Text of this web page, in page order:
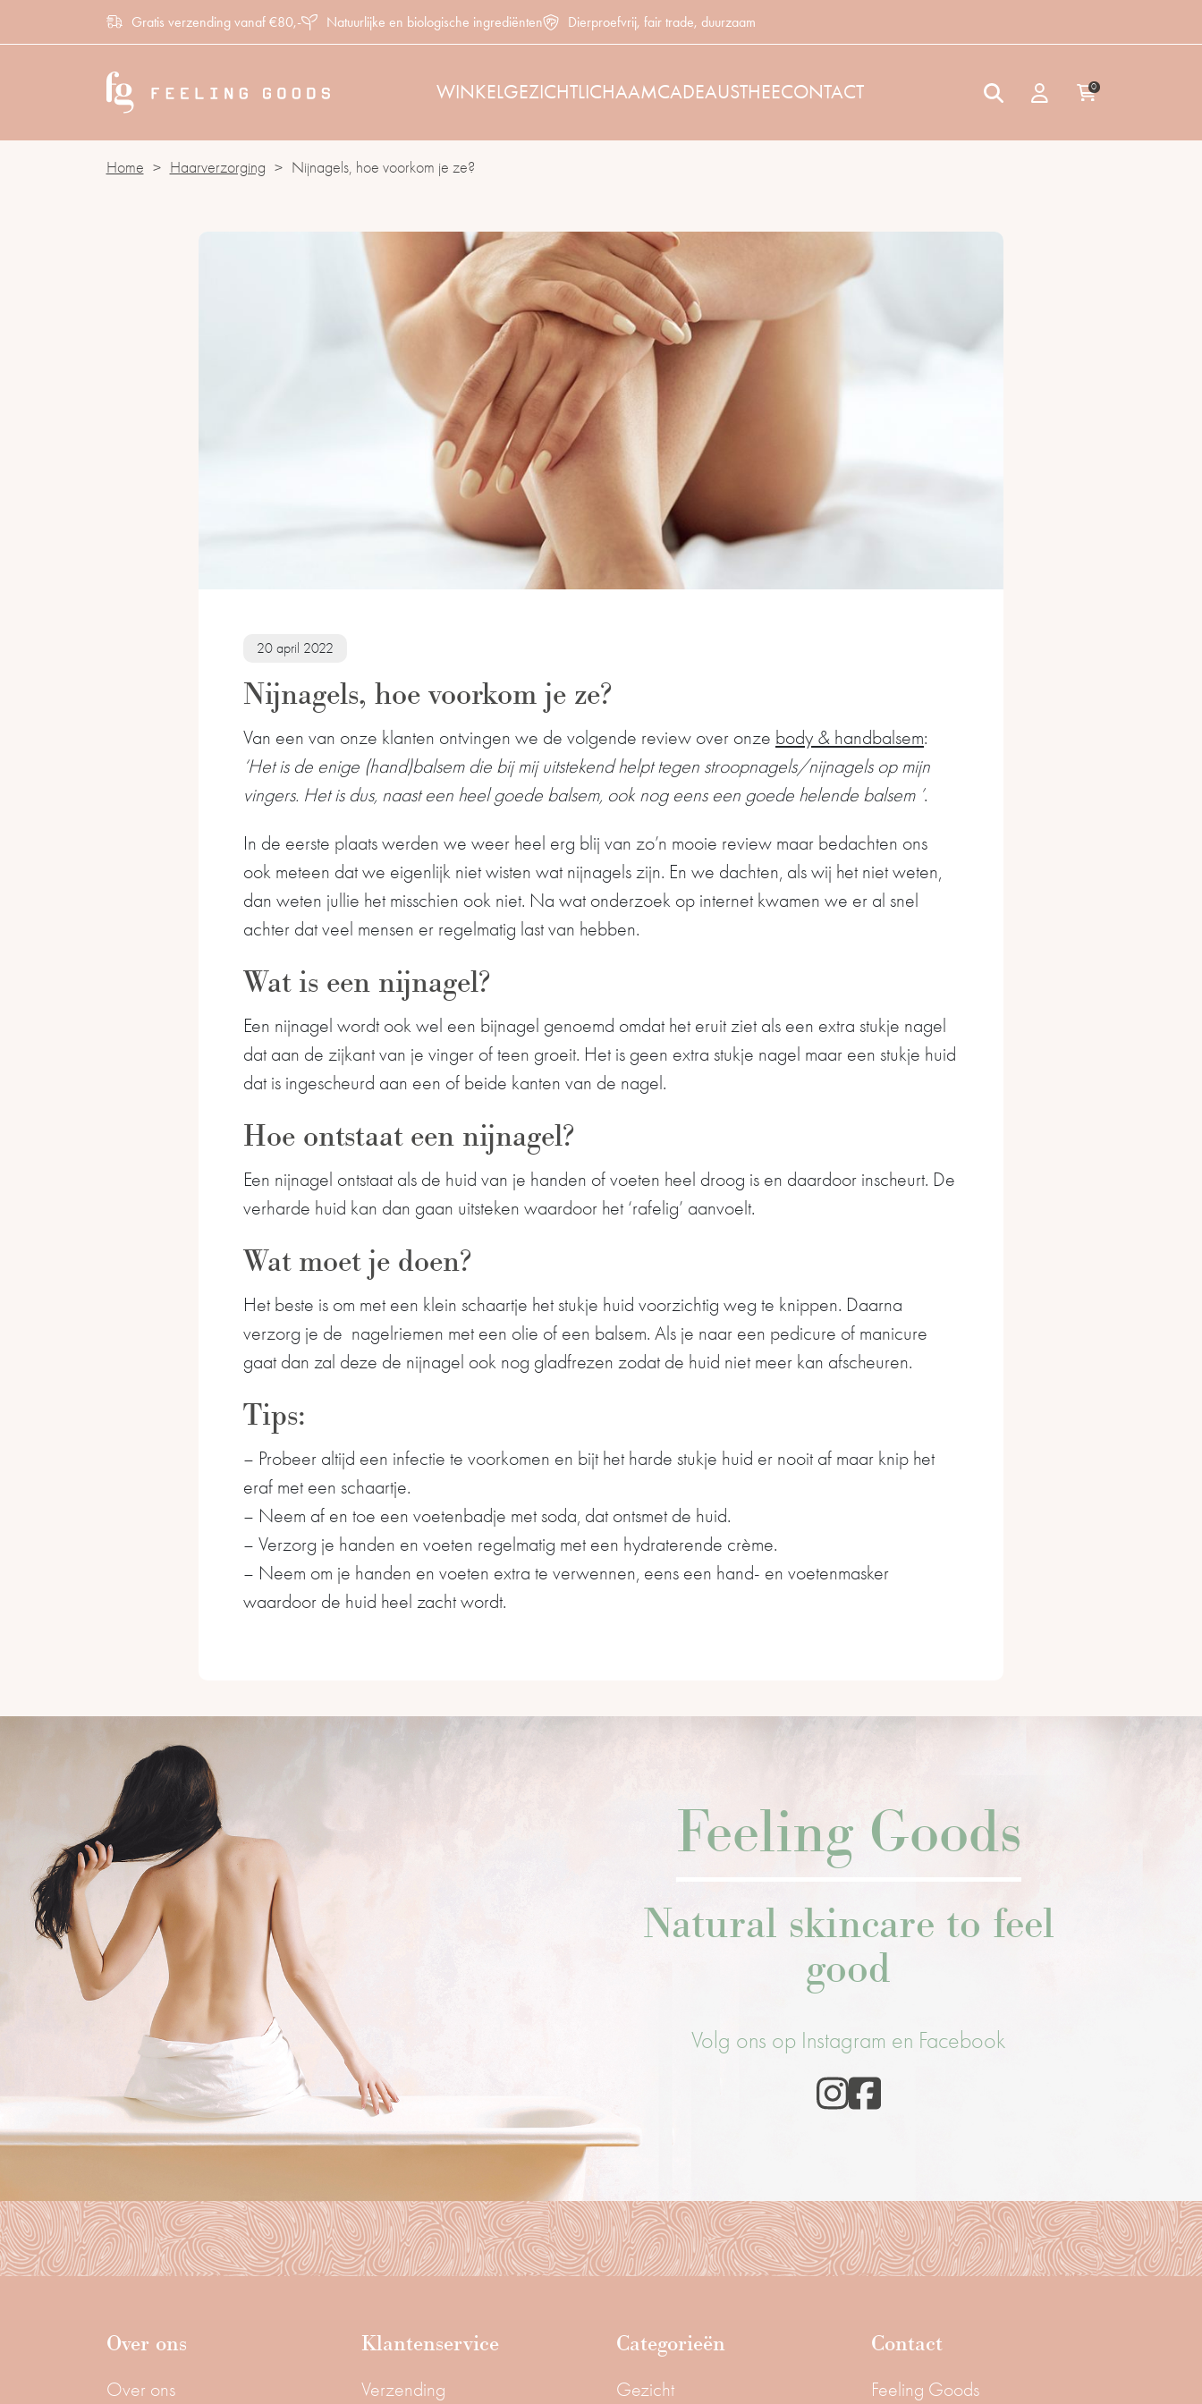
Gratis verzending vanaf €80,- Natuurlijke en biologische ingrediënten Dierproefvrij, fair trade, duurzaam
WINKELGEZICHTLICHAAMCADEAUSTHEECONTACT 0
Home > Haarverzorging > Nijnagels, hoe voorkom je ze?
20 april 2022
Nijnagels, hoe voorkom je ze?
Van een van onze klanten ontvingen we de volgende review over onze body & handbalsem:
‘Het is de enige (hand)balsem die bij mij uitstekend helpt tegen stroopnagels/nijnagels op mijn
vingers. Het is dus, naast een heel goede balsem, ook nog eens een goede helende balsem ’.
In de eerste plaats werden we weer heel erg blij van zo’n mooie review maar bedachten ons
ook meteen dat we eigenlijk niet wisten wat nijnagels zijn. En we dachten, als wij het niet weten,
dan weten jullie het misschien ook niet. Na wat onderzoek op internet kwamen we er al snel
achter dat veel mensen er regelmatig last van hebben.
Wat is een nijnagel?
Een nijnagel wordt ook wel een bijnagel genoemd omdat het eruit ziet als een extra stukje nagel
dat aan de zijkant van je vinger of teen groeit. Het is geen extra stukje nagel maar een stukje huid
dat is ingescheurd aan een of beide kanten van de nagel.
Hoe ontstaat een nijnagel?
Een nijnagel ontstaat als de huid van je handen of voeten heel droog is en daardoor inscheurt. De
verharde huid kan dan gaan uitsteken waardoor het ‘rafelig’ aanvoelt.
Wat moet je doen?
Het beste is om met een klein schaartje het stukje huid voorzichtig weg te knippen. Daarna
verzorg je de nagelriemen met een olie of een balsem. Als je naar een pedicure of manicure
gaat dan zal deze de nijnagel ook nog gladfrezen zodat de huid niet meer kan afscheuren.
Tips:
– Probeer altijd een infectie te voorkomen en bijt het harde stukje huid er nooit af maar knip het
eraf met een schaartje.
– Neem af en toe een voetenbadje met soda, dat ontsmet de huid.
– Verzorg je handen en voeten regelmatig met een hydraterende crème.
– Neem om je handen en voeten extra te verwennen, eens een hand- en voetenmasker
waardoor de huid heel zacht wordt.
Feeling Goods
Natural skincare to feel
good
Volg ons op Instagram en Facebook
Over ons
Over ons
Klantenservice
Verzending
Categorieën
Gezicht
Contact
Feeling Goods